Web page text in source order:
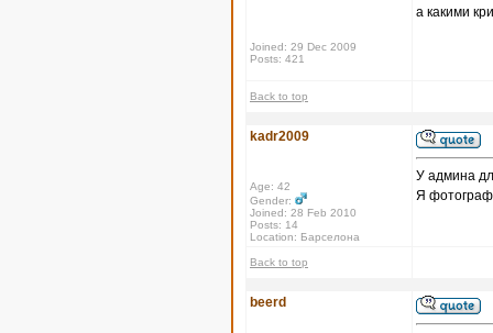
Joined: 29 Dec 2009
Posts: 421
а какими
Back to top
kadr2009
Age: 42
Gender:
Joined: 28 Feb 2010
Posts: 14
Location: Барселона
У админа
Я
Back to top
beerd